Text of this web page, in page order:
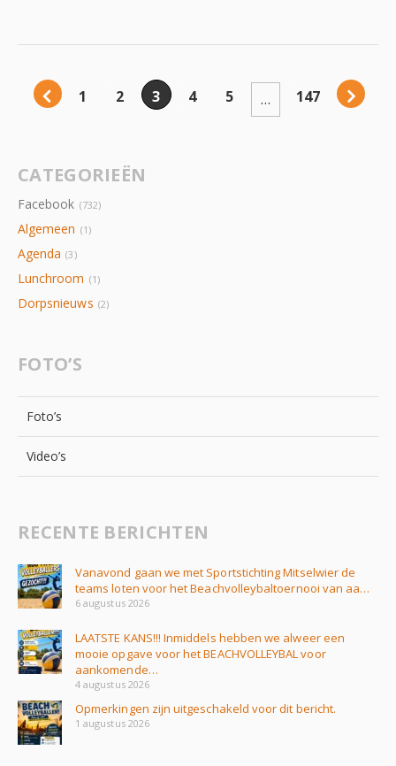
1 2 3 4 5 … 147
CATEGORIEËN
Facebook (732)
Algemeen (1)
Agenda (3)
Lunchroom (1)
Dorpsnieuws (2)
FOTO’S
Foto’s
Video’s
RECENTE BERICHTEN
Vanavond gaan we met Sportstichting Mitselwier de
teams loten voor het Beachvolleybaltoernooi van aa…
6 augustus 2026
LAATSTE KANS!!! Inmiddels hebben we alweer een
mooie opgave voor het BEACHVOLLEYBAL voor
aankomende…
4 augustus 2026
Opmerkingen zijn uitgeschakeld voor dit bericht.
1 augustus 2026